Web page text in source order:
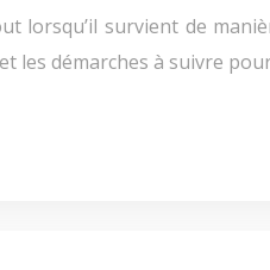
lorsqu’il survient de
les démarches à suivre